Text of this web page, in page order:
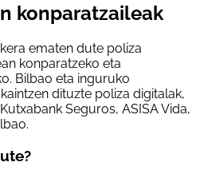
konparatzaileak
ematen dute poliza
konparatzeko eta
Bilbao eta inguruko
dituzte poliza digitalak,
Seguros, ASISA Vida,